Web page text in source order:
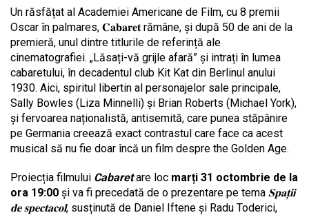
Un răsfățat al Academiei Americane de Film, cu 8 premii
Oscar în palmares, 𝐂𝐚𝐛𝐚𝐫𝐞𝐭rămâne, și după 50 de ani de la
premieră, unul dintre titlurile de referință ale
cinematografiei. „Lăsați-vă grijle afară” și intrați în lumea
cabaretului, în decadentul club Kit Kat din Berlinul anului
1930. Aici, spiritul libertin al personajelor sale principale,
Sally Bowles (Liza Minnelli) și Brian Roberts (Michael York),
și fervoarea naționalistă, antisemită, care punea stăpânire
pe Germania creează exact contrastul care face ca acest
musical să nu fie doar încă un film despre the Golden Age.
Proiecția filmului Cabaretare loc marți 31 octombrie de la
ora 19:00 și va fi precedată de o prezentare pe tema 𝐒𝐩𝐚𝐭̦𝐢𝐢
𝐝𝐞 𝐬𝐩𝐞𝐜𝐭𝐚𝐜𝐨𝐥, susținută de Daniel Iftene și Radu Toderici,